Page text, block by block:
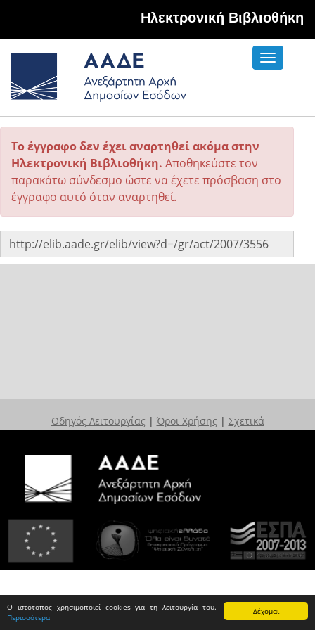
Δέχομαι
Ο ιστότοπος χρησιμοποιεί cookies για τη λειτουργία του.
Περισσότερα
Hλεκτρονική Βιβλιοθήκη
Toggle
Το έγγραφο δεν έχει αναρτηθεί ακόμα στην
Ηλεκτρονική Βιβλιοθήκη. Αποθηκεύστε τον
παρακάτω σύνδεσμο ώστε να έχετε πρόσβαση στο
έγγραφο αυτό όταν αναρτηθεί.
Οδηγός Λειτουργίας | Όροι Χρήσης | Σχετικά